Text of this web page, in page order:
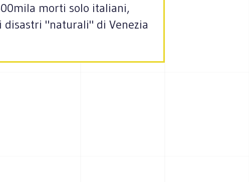
morti solo italiani,
"naturali" di Venezia